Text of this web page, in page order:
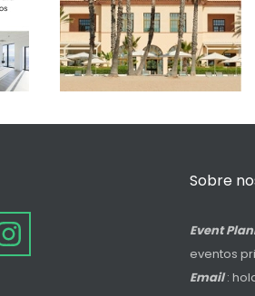
Sobre
Event
eventos
Email: